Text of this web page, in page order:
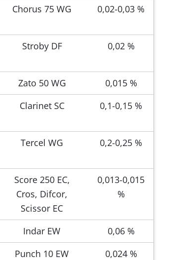
Chorus 75 WG 0,02-0,03 %
Stroby DF 0,02 %
Zato 50 WG
0,015 %
Clarinet SC 0,1-0,15 %
Tercel WG 0,2-0,25 %
Score 250 EC,
Cros, Difcor,
Scissor EC
0,013-0,015
%
Indar EW
0,06 %
Punch 10 EW
0,024 %